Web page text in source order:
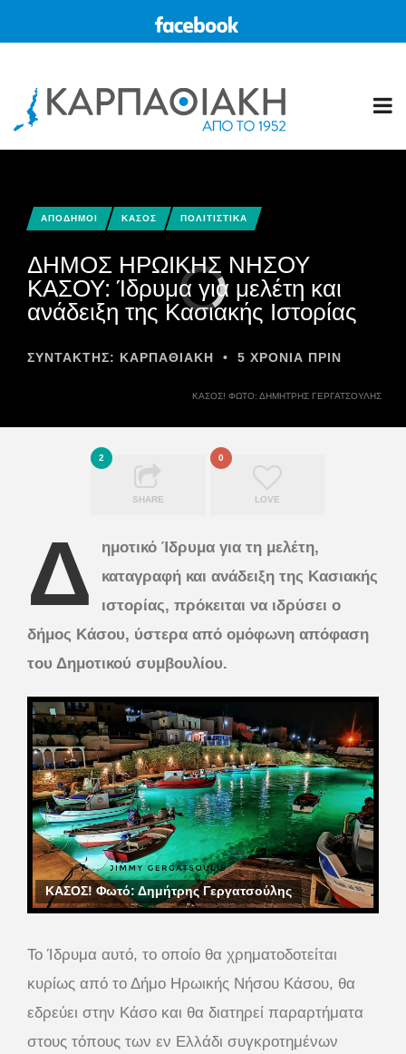
ΚΑΣΟΣ! ΦΩΤΌ: ΔΗΜΉΤΡΗΣ ΓΕΡΓΑΤΣΟΎΛΗΣ
ΑΠΟΔΗΜΟΙ ΚΑΣΟΣ ΠΟΛΙΤΙΣΤΙΚΑ
ΔΗΜΟΣ ΗΡΩΙΚΗΣ ΝΗΣΟΥ
ΚΑΣΟΥ: Ίδρυμα για μελέτη και
ανάδειξη της Κασιακής Ιστορίας
ΣΥΝΤΆΚΤΗΣ: ΚΑΡΠΑΘΙΑΚΗ • 5 ΧΡΌΝΙΑ ΠΡΙΝ
2
SHARE
0
LOVE
Δ
ημοτικό Ίδρυμα για τη μελέτη,
καταγραφή και ανάδειξη της Κασιακής
ιστορίας, πρόκειται να ιδρύσει ο
δήμος Κάσου, ύστερα από ομόφωνη απόφαση
του Δημοτικού συμβουλίου.
ΚΑΣΟΣ! Φωτό: Δημήτρης Γεργατσούλης
Το Ίδρυμα αυτό, το οποίο θα χρηματοδοτείται
κυρίως από το Δήμο Ηρωικής Νήσου Κάσου, θα
εδρεύει στην Κάσο και θα διατηρεί παραρτήματα
στους τόπους των εν Ελλάδι συγκροτημένων